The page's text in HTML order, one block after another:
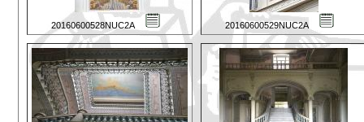
20160600528NUC2A 20160600529NUC2A